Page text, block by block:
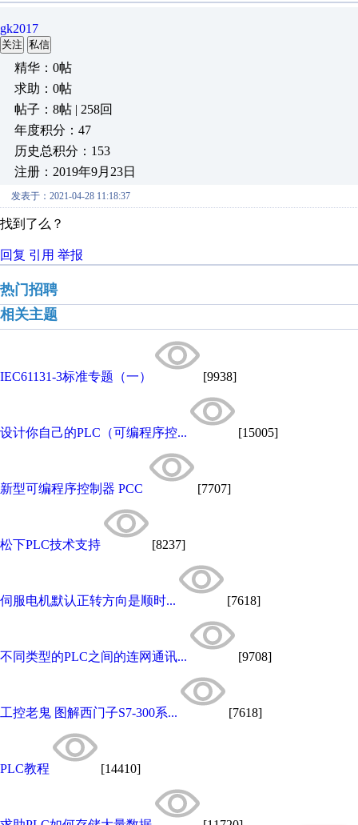
gk2017
关注 私信
精华：0帖
求助：0帖
帖子：8帖 | 258回
年度积分：47
历史总积分：153
注册：2019年9月23日
发表于：2021-04-28 11:18:37
找到了么？
回复 引用 举报
热门招聘
相关主题
IEC61131-3标准专题（一） [9938]
设计你自己的PLC（可编程序控... [15005]
新型可编程序控制器 PCC [7707]
松下PLC技术支持 [8237]
伺服电机默认正转方向是顺时... [7618]
不同类型的PLC之间的连网通讯... [9708]
工控老鬼 图解西门子S7-300系... [7618]
PLC教程 [14410]